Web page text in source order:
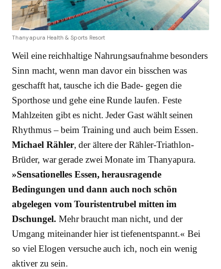
Thanyapura Health & Sports Resort
Weil eine reichhaltige Nahrungsaufnahme besonders
Sinn macht, wenn man davor ein bisschen was
geschafft hat, tausche ich die Bade- gegen die
Sporthose und gehe eine Runde laufen. Feste
Mahlzeiten gibt es nicht. Jeder Gast wählt seinen
Rhythmus – beim Training und auch beim Essen.
Michael Rähler, der ältere der Rähler-Triathlon-
Brüder, war gerade zwei Monate im Thanyapura.
»Sensationelles Essen, herausragende
Bedingungen und dann auch noch schön
abgelegen vom Touristentrubel mitten im
Dschungel. Mehr braucht man nicht, und der
Umgang miteinander hier ist tiefenentspannt.« Bei
so viel Elogen versuche auch ich, noch ein wenig
aktiver zu sein.